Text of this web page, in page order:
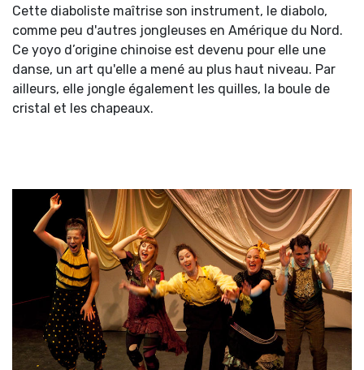
Cette diaboliste maîtrise son instrument, le diabolo,
comme peu d'autres jongleuses en Amérique du Nord.
Ce yoyo d’origine chinoise est devenu pour elle une
danse, un art qu'elle a mené au plus haut niveau. Par
ailleurs, elle jongle également les quilles, la boule de
cristal et les chapeaux.